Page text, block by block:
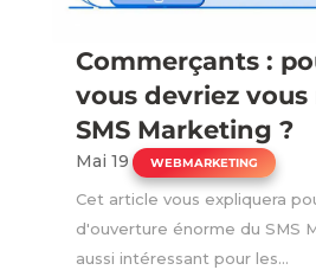
Commerçants :
vous devriez
SMS Marketing ?
Mai 19 | WEBMARKETING
Cet article vous expliquera
d'ouverture énorme du SMS
aussi intéressant pour les...